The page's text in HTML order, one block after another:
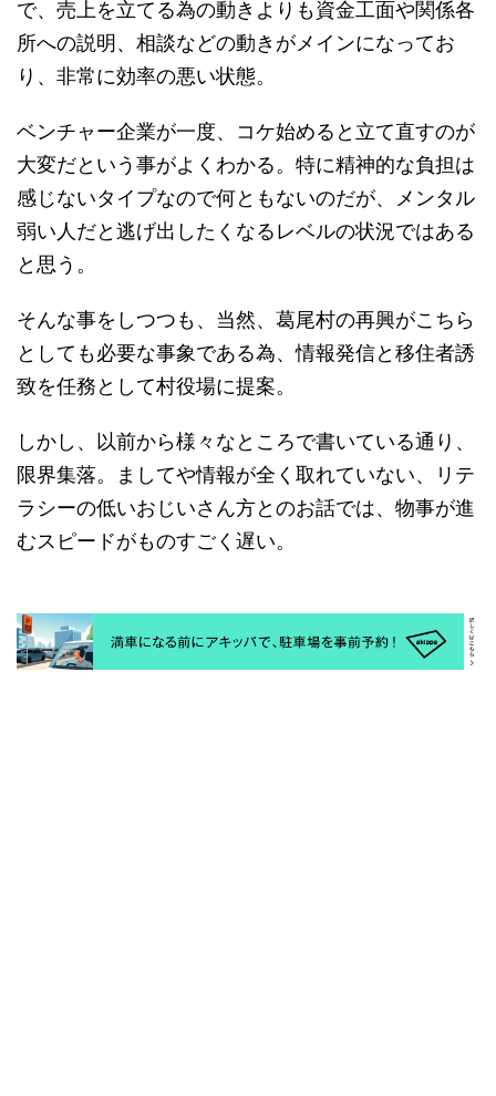
で、売上を立てる為の動きよりも資金工面や関係各
所への説明、相談などの動きがメインになってお
り、非常に効率の悪い状態。
ベンチャー企業が一度、コケ始めると立て直すのが
大変だという事がよくわかる。特に精神的な負担は
感じないタイプなので何ともないのだが、メンタル
弱い人だと逃げ出したくなるレベルの状況ではある
と思う。
そんな事をしつつも、当然、葛尾村の再興がこちら
としても必要な事象である為、情報発信と移住者誘
致を任務として村役場に提案。
しかし、以前から様々なところで書いている通り、
限界集落。ましてや情報が全く取れていない、リテ
ラシーの低いおじいさん方とのお話では、物事が進
むスピードがものすごく遅い。